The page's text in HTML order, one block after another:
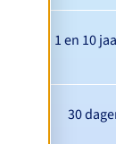
Tussen 1 en 10
30